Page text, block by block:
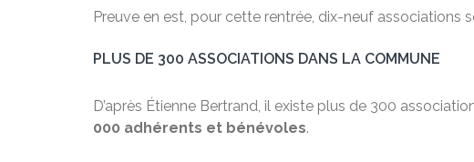
Preuve en est, pour cette rentrée, dix-neuf associations
PLUS DE 300 ASSOCIATIONS DANS LA COMMUNE
D’après Étienne Bertrand, il existe plus de 300
000 adhérents et bénévoles.